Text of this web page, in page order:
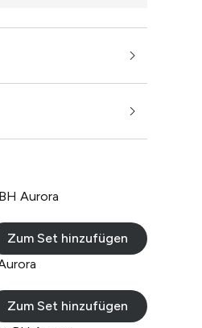
Aurora
Zum Set hinzufügen
Zum Set hinzufügen